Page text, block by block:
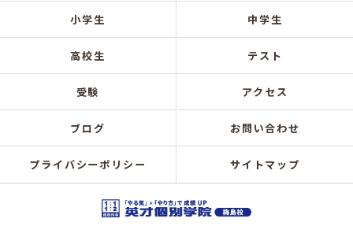
小学生 中学生
高校生 テスト
受験 アクセス
ブログ お問い合わせ
プライバシーポリシー サイトマップ